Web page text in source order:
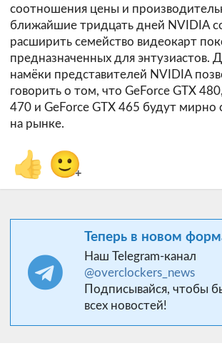
соотношения цены и
ближайшие тридцать дней NVIDIA
расширить семейство видеокарт
предназначенных для энтузиастов.
намёки представителей NVIDIA
говорить о том, что GeForce GTX
470 и GeForce GTX 465 будут мирно
на рынке.
👍 🙂+
Теперь в новом
Наш Telegram-канал
@overclockers_news
Подписывайся, чтобы
всех новостей!